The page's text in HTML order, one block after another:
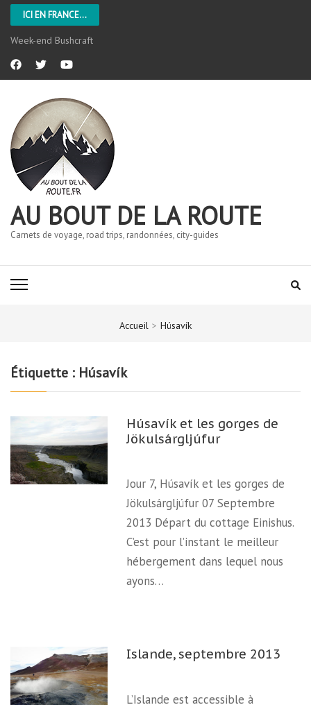
ICI EN FRANCE...
Week-end Bushcraft
AU BOUT DE LA ROUTE
Carnets de voyage, road trips, randonnées, city-guides
Accueil > Húsavík
Étiquette : Húsavík
Húsavík et les gorges de
Jökulsárgljúfur
Jour 7, Húsavík et les gorges de
Jökulsárgljúfur 07 Septembre
2013 Départ du cottage Einishus.
C’est pour l’instant le meilleur
hébergement dans lequel nous
ayons…
Islande, septembre 2013
L’Islande est accessible à